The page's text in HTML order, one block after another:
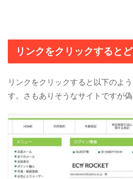
リンクをクリックすると
リンクをクリックすると以下のよ
す。さもありそうなサイトですが偽